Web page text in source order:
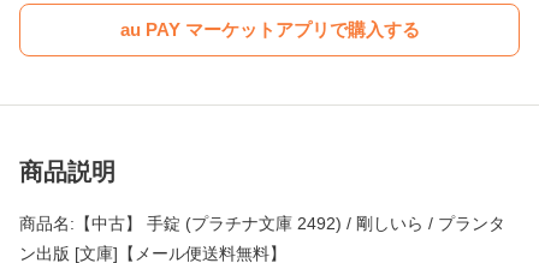
au PAY マーケットアプリで購入する
商品説明
商品名:【中古】 手錠 (プラチナ文庫 2492) / 剛しいら / プランタ
ン出版 [文庫]【メール便送料無料】